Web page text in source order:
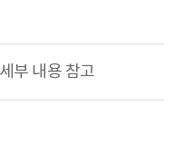
부 내용 참고